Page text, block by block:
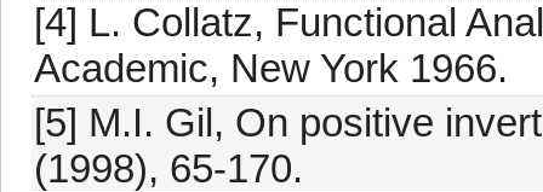
[4] L. Collatz, Functional
Academic, New York 1966.
[5] M.I. Gil, On positive
(1998), 65-170.